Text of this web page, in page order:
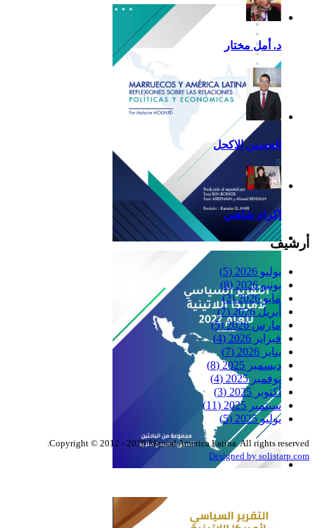
2013
Reflexiones
د. أمل مختار
الحسين الاكحل
إكرام شاهين
أرشيف
يوليو 2026
(5)
يونيو 2026
(8)
مايو 2026
(2)
أبريل 2026
(7)
مارس 2026
(5)
فبراير 2026
(4)
يناير 2026
(7)
ديسمبر 2025
(8)
نوفمبر 2025
(4)
أكتوبر 2025
(3)
سبتمبر 2025
(11)
يوليو 2025
(5)
Copyright © 2012 - 2026 Marsad America Latina. All rights reserved.
Designed by solistarp.com